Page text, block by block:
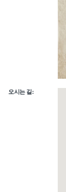
오시는 길: